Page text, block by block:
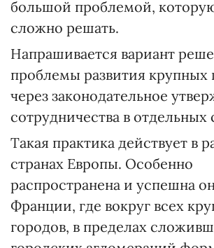
большой проблемой,
сложно решать.
Напрашивается вариант
проблемы развития крупных
через законодательное
сотрудничества в отдельных
Такая практика действует в
странах Европы. Особенно
распространена и успешна
Франции, где вокруг всех
городов, в пределах